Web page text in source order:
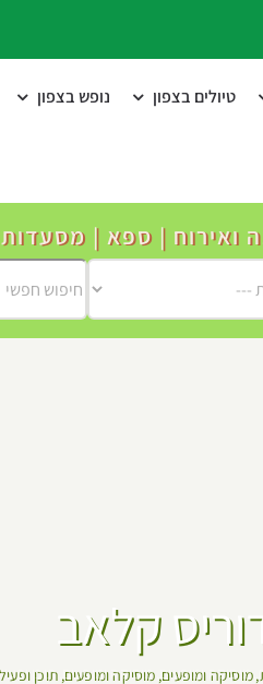
טיולים בצפון נופש בצפון
ואירוח | ספא | מסעדות
קלאב
מוסיקה ומופעים מוסיקה ומופעים תוכן